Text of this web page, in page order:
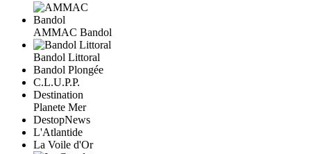
AMMAC Bandol
Bandol Littoral
Bandol Plongée
C.L.U.P.P.
Destination
Planete Mer
DestopNews
L'Atlantide
La Voile d'Or